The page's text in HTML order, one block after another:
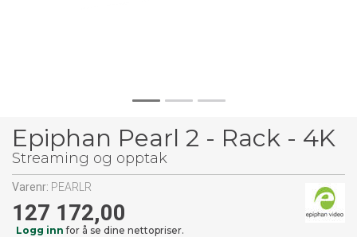
Epiphan Pearl 2 - Rack - 4K
Streaming og opptak
Varenr: PEARLR
127 172,00
Logg inn for å se dine nettopriser.